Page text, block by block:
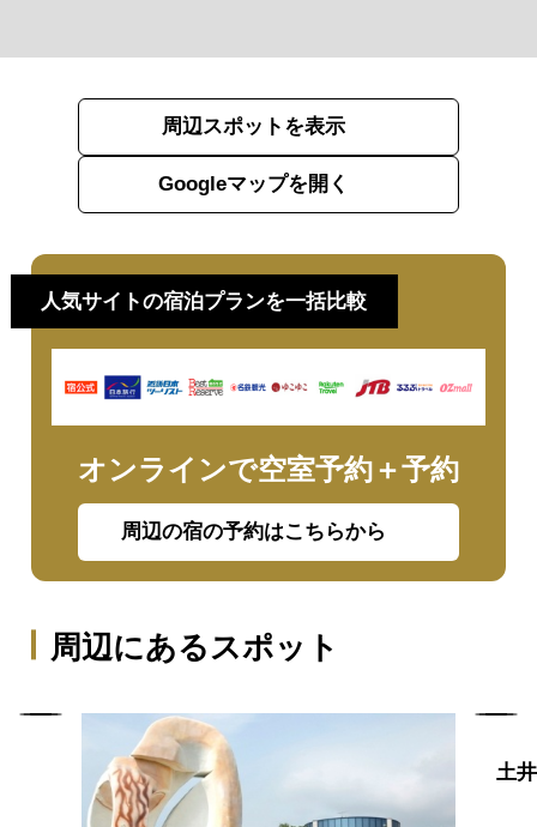
周辺スポットを表示
Googleマップを開く
人気サイトの宿泊プランを一括比較
オンラインで空室予約＋予約
周辺の宿の予約はこちらから
周辺にあるスポット
土